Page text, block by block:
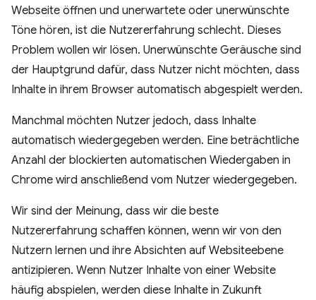
Webseite öffnen und unerwartete oder unerwünschte
Töne hören, ist die Nutzererfahrung schlecht. Dieses
Problem wollen wir lösen. Unerwünschte Geräusche sind
der Hauptgrund dafür, dass Nutzer nicht möchten, dass
Inhalte in ihrem Browser automatisch abgespielt werden.
Manchmal möchten Nutzer jedoch, dass Inhalte
automatisch wiedergegeben werden. Eine beträchtliche
Anzahl der blockierten automatischen Wiedergaben in
Chrome wird anschließend vom Nutzer wiedergegeben.
Wir sind der Meinung, dass wir die beste
Nutzererfahrung schaffen können, wenn wir von den
Nutzern lernen und ihre Absichten auf Websiteebene
antizipieren. Wenn Nutzer Inhalte von einer Website
häufig abspielen, werden diese Inhalte in Zukunft